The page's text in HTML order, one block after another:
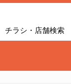
チラシ・店舗検索